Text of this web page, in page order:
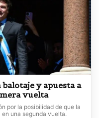
y apuesta a
vuelta
por la posibilidad de que la
una segunda vuelta.